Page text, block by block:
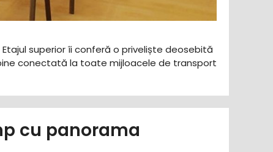
superior îi conferă o priveliște deosebită
conectată la toate mijloacele de transport
cu panorama